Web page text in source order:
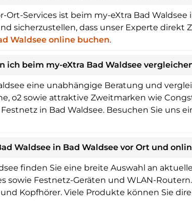
Services ist beim my-eXtra Bad
sicherzustellen, dass unser Experte direkt
Waldsee online buchen.
beim my-eXtra Bad Waldsee
eine unabhängige Beratung und
o2 sowie attraktive Zweitmarken wie
in Bad Waldsee. Besuchen Sie uns
Waldsee in Bad Waldsee vor Ort und
finden Sie eine breite Auswahl an
sowie Festnetz-Geräten und WLAN-
Kopfhörer. Viele Produkte können Sie